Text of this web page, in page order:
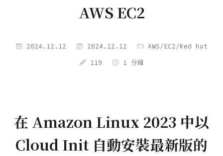
AWS EC2
2024.12.12 2024.12.12 AWS/EC2 /Red hat
119 1 分鐘
在 Amazon Linux 2023 中以
Cloud Init 自動安裝最新版的